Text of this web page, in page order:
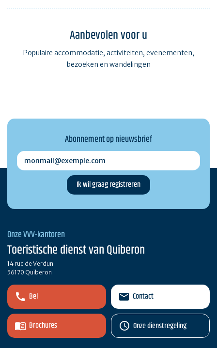
Aanbevolen voor u
Populaire accommodatie, activiteiten, evenementen,
bezoeken en wandelingen
Abonnement op nieuwsbrief
monmail@exemple.com
Onze VVV-kantoren
Toeristische dienst van Quiberon
14 rue de Verdun
56170 Quiberon
Bel
Brochures
Contact
Onze dienstregeling